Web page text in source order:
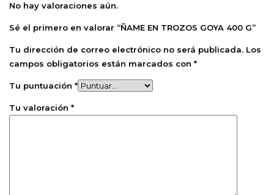
No hay valoraciones aún.
Sé el primero en valorar “ÑAME EN TROZOS GOYA 400 G”
Tu dirección de correo electrónico no será publicada. Los
campos obligatorios están marcados con *
Tu puntuación *
Tu valoración *